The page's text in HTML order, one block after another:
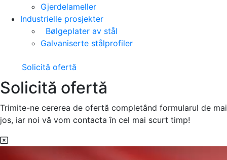
Gjerdelameller
Industrielle prosjekter
Bølgeplater av stål
Galvaniserte stålprofiler
Solicită ofertă
Solicită ofertă
Trimite-ne cererea de ofertă completând formularul de mai
jos, iar noi vă vom contacta în cel mai scurt timp!